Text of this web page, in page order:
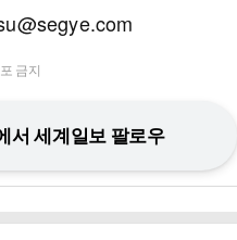
금지
서 세계일보 팔로우